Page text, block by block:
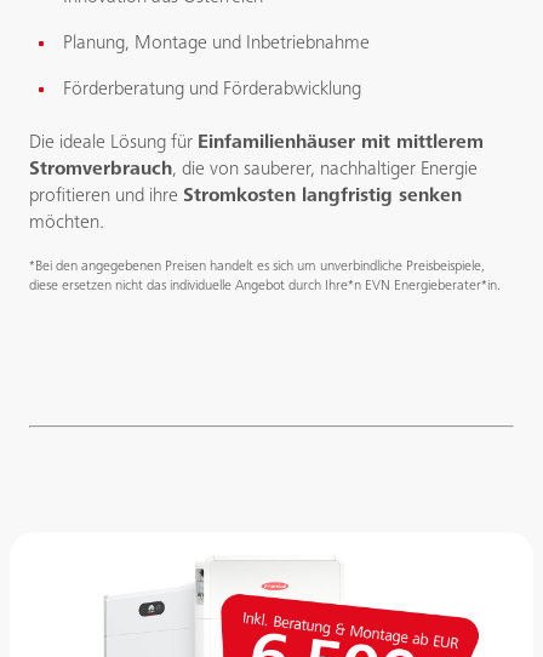
Planung, Montage und Inbetriebnahme
Förderberatung und Förderabwicklung
Die ideale Lösung für Einfamilienhäuser mit mittlerem
Stromverbrauch, die von sauberer, nachhaltiger Energie
profitieren und ihre Stromkosten langfristig senken
möchten.
*Bei den angegebenen Preisen handelt es sich um unverbindliche Preisbeispiele,
diese ersetzen nicht das individuelle Angebot durch Ihre*n EVN Energieberater*in.